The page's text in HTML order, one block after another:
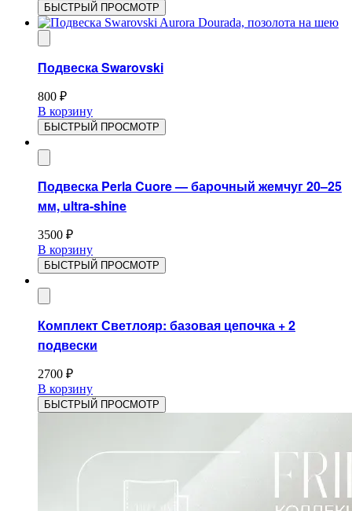
БЫСТРЫЙ ПРОСМОТР
Подвеска Swarovski
800 ₽
В корзину
БЫСТРЫЙ ПРОСМОТР
Подвеска Perla Cuore — барочный жемчуг 20–25
мм, ultra-shine
3500 ₽
В корзину
БЫСТРЫЙ ПРОСМОТР
Комплект Светлояр: базовая цепочка + 2
подвески
2700 ₽
В корзину
БЫСТРЫЙ ПРОСМОТР